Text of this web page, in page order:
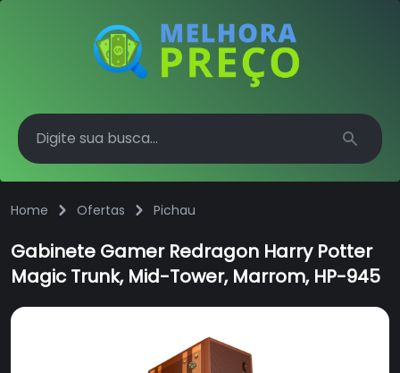
Search
Home Ofertas Pichau
Gabinete Gamer Redragon Harry Potter
Magic Trunk, Mid-Tower, Marrom, HP-945